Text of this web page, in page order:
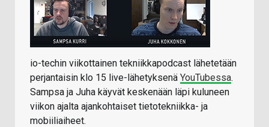
io-techin viikottainen tekniikkapodcast lähetetään
perjantaisin klo 15 live-lähetyksenä YouTubessa.
Sampsa ja Juha käyvät keskenään läpi kuluneen
viikon ajalta ajankohtaiset tietotekniikka- ja
mobiiliaiheet.